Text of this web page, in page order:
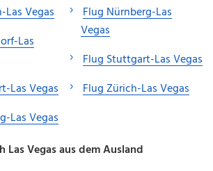
Las Vegas
Las
Las Vegas
Las Vegas
Flug Nürnberg-Las
Vegas
Flug Stuttgart-Las Vegas
Flug Zürich-Las Vegas
Las Vegas aus dem Ausland